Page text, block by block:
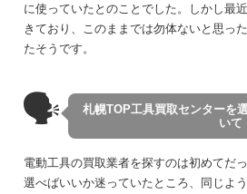
に使っていたとのことでした。しかし最
きており、このままでは勿体ないと思っ
たそうです。
🗣
札幌TOP工具買取センターを
いて
電動工具の買取業者を探すのは初めてだ
選べばいいか迷っていたところ、同じよ